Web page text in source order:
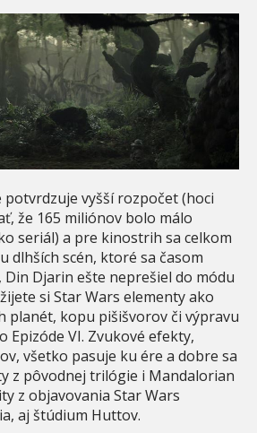
potvrdzuje vyšší rozpočet (hoci
že 165 miliónov bolo málo
seriál) a pre kinostrih sa celkom
dlhších scén, ktoré sa časom
Djarin ešte neprešiel do módu
si Star Wars elementy ako
planét, kopu pišišvorov či výpravu
Epizóde VI. Zvukové efekty,
všetko pasuje ku ére a dobre sa
z pôvodnej trilógie i Mandalorian
z objavovania Star Wars
aj štúdium Huttov.